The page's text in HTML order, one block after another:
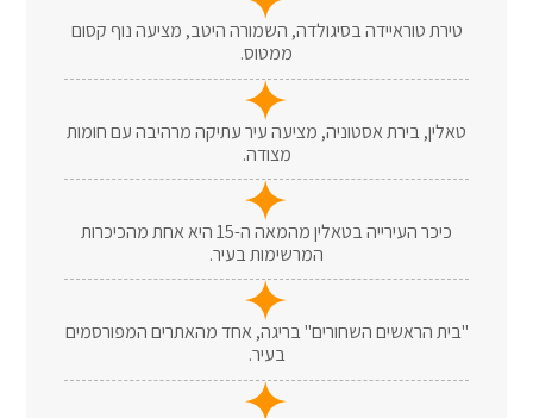
טירת טוראיידה בסיגולדה, השמורה היטב, מציעה נוף קסום
ממטוס.
טאלין, בירת אסטוניה, מציעה עיר עתיקה מרהיבה עם חומות
מצודה.
כיכר העירייה בטאלין מהמאה ה-15 היא אחת מהכיכרות
המרשימות בעיר.
"בית הראשים השחורים" בריגה, אחד מהאתרים המפורסמים
בעיר.